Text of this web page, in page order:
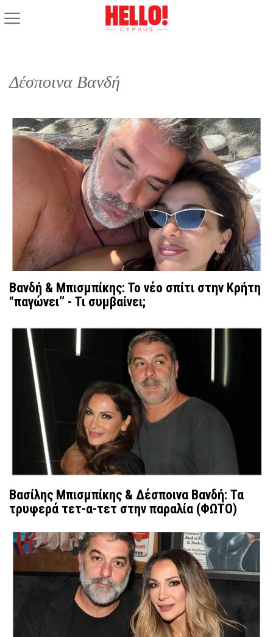
Δέσποινα Βανδή
Βανδή & Μπισμπίκης: Το νέο σπίτι στην Κρήτη
“παγώνει” - Τι συμβαίνει;
Βασίλης Μπισμπίκης & Δέσποινα Βανδή: Τα
τρυφερά τετ-α-τετ στην παραλία (ΦΩΤΟ)